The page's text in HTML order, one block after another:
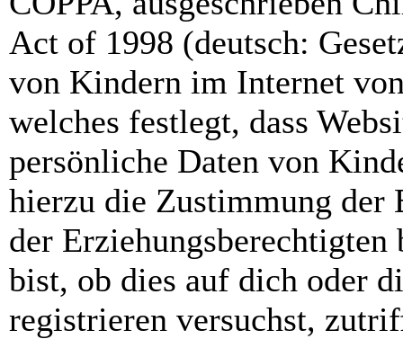
Act of 1998 (deutsch:
von Kindern im Internet
welches festlegt, dass
persönliche Daten von
hierzu die Zustimmung der
der
bist, ob dies auf dich oder
registrieren versuchst,